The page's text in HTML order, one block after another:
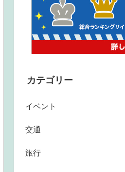
カテゴリー
イベント
交通
旅行